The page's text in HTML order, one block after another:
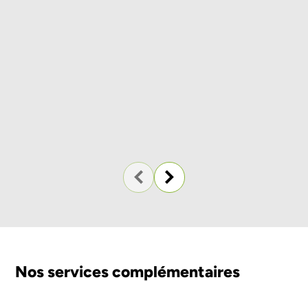
Nos services complémentaires